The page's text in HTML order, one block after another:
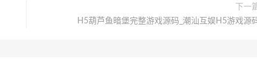
下一
H5葫芦鱼暗堡完整游戏源码_潮汕互娱H5游戏源